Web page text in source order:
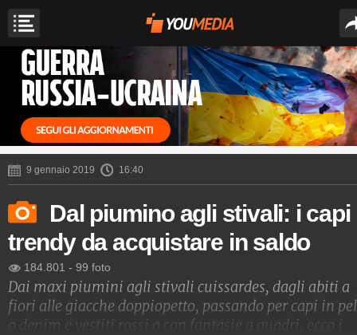
9 gennaio 2019 16:40
Dal piumino agli stivali: i capi
trendy da acquistare in saldo
184.801 - 99 foto
Dai maxi piumini agli stivali cuissardes, dagli abiti a
fiori alle giacche doppiopetto, passando per capi in
o denim e vestiti rossi o con fantasie a quadri, ecco i